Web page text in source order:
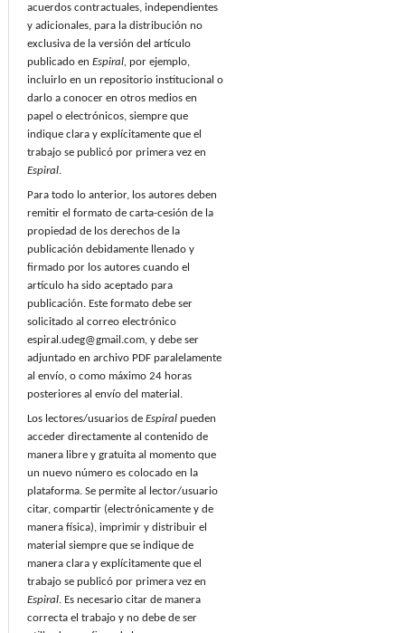
acuerdos contractuales, independientes
y adicionales, para la distribución no
exclusiva de la versión del artículo
publicado en Espiral, por ejemplo,
incluirlo en un repositorio institucional o
darlo a conocer en otros medios en
papel o electrónicos, siempre que
indique clara y explícitamente que el
trabajo se publicó por primera vez en
Espiral.
Para todo lo anterior, los autores deben
remitir el formato de carta-cesión de la
propiedad de los derechos de la
publicación debidamente llenado y
firmado por los autores cuando el
artículo ha sido aceptado para
publicación. Este formato debe ser
solicitado al correo electrónico
espiral.udeg@gmail.com, y debe ser
adjuntado en archivo PDF paralelamente
al envío, o como máximo 24 horas
posteriores al envío del material.
Los lectores/usuarios de Espiral pueden
acceder directamente al contenido de
manera libre y gratuita al momento que
un nuevo número es colocado en la
plataforma. Se permite al lector/usuario
citar, compartir (electrónicamente y de
manera física), imprimir y distribuir el
material siempre que se indique de
manera clara y explícitamente que el
trabajo se publicó por primera vez en
Espiral. Es necesario citar de manera
correcta el trabajo y no debe de ser